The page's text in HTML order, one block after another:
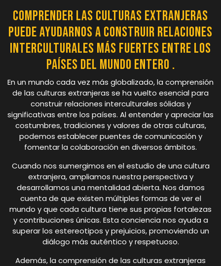
Comprender las culturas extranjeras
puede ayudarnos a construir relaciones
interculturales más fuertes entre los
países del mundo entero .
En un mundo cada vez más globalizado, la comprensión
de las culturas extranjeras se ha vuelto esencial para
construir relaciones interculturales sólidas y
significativas entre los países. Al entender y apreciar las
costumbres, tradiciones y valores de otras culturas,
podemos establecer puentes de comunicación y
fomentar la colaboración en diversos ámbitos.
Cuando nos sumergimos en el estudio de una cultura
extranjera, ampliamos nuestra perspectiva y
desarrollamos una mentalidad abierta. Nos damos
cuenta de que existen múltiples formas de ver el
mundo y que cada cultura tiene sus propias fortalezas
y contribuciones únicas. Esta conciencia nos ayuda a
superar los estereotipos y prejuicios, promoviendo un
diálogo más auténtico y respetuoso.
Además, la comprensión de las culturas extranjeras